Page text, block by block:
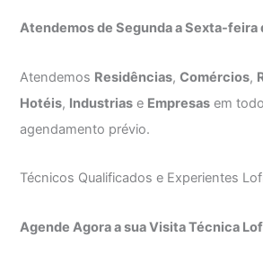
Atendemos de Segunda a Sexta-feira
Atendemos Residências,Comércios,
Hotéis, Industrias e Empresas em
agendamento prévio.
Técnicos Qualificados e Experientes
Agende Agora a sua Visita Técnica